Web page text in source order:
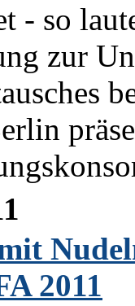
- so
zur
2011